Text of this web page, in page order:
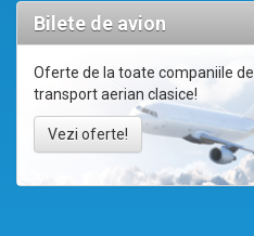
Bilete de avion
Oferte de la toate companiile de
transport aerian clasice!
Vezi oferte!